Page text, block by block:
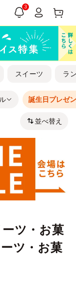
3
スイーツ ラ
誕生日プレゼ
並べ替え
ツ・お菓
ツ・お菓